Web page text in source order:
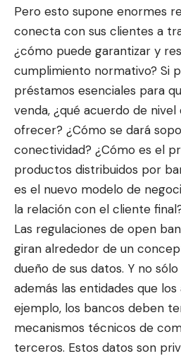
Pero esto supone enormes
conecta con sus clientes a
¿cómo puede garantizar y
cumplimiento normativo? Si
préstamos esenciales para
venda, ¿qué acuerdo de
ofrecer? ¿Cómo se dará
conectividad? ¿Cómo es el
productos distribuidos por
es el nuevo modelo de
la relación con el cliente
Las regulaciones de open
giran alrededor de un
dueño de sus datos. Y no
además las entidades que
ejemplo, los bancos deben
mecanismos técnicos de
terceros. Estos datos son